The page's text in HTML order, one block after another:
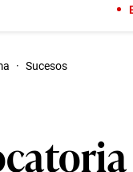
· Sucesos